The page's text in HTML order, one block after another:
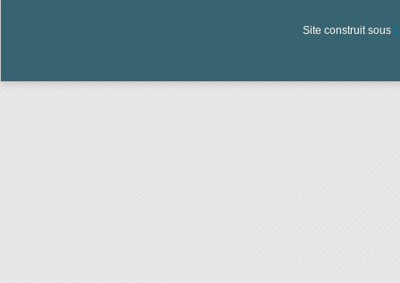
Site construit sous